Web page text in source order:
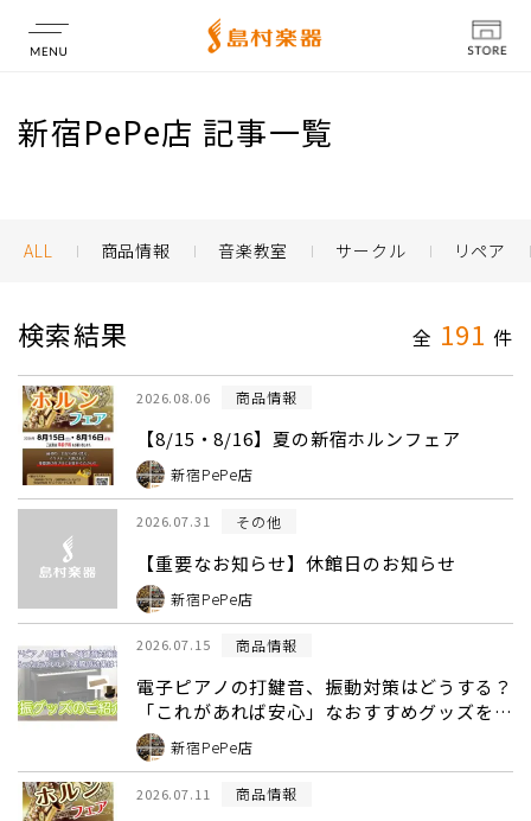
店舗情報
新宿PePe店 記事一覧
ALL 商品情報 音楽教室 サークル リペア
検索結果 全 191 件
2026.08.06 商品情報
【8/15・8/16】夏の新宿ホルンフェア
新宿PePe店
2026.07.31 その他
【重要なお知らせ】休館日のお知らせ
新宿PePe店
2026.07.15 商品情報
電子ピアノの打鍵音、振動対策はどうする？
「これがあれば安心」なおすすめグッズをご
紹介！CPT100Mほか｜島村楽器新宿店
新宿PePe店
2026.07.11 商品情報